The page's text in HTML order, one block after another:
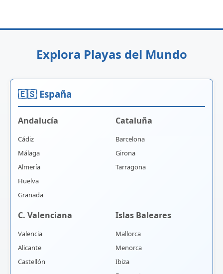
Explora Playas del Mundo
🇪🇸 España
Andalucía
Cádiz
Málaga
Almería
Huelva
Granada
Cataluña
Barcelona
Girona
Tarragona
C. Valenciana
Valencia
Alicante
Castellón
Islas Baleares
Mallorca
Menorca
Ibiza